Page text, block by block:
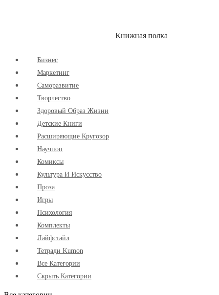
Книжная полка
Бизнес
Маркетинг
Cаморазвитие
Творчество
Здоровый Образ Жизни
Детские Книги
Расширяющие Кругозор
Научпоп
Комиксы
Культура И Искусство
Проза
Игры
Психология
Комплекты
Лайфстайл
Тетради Kumon
Все Категории
Скрыть Категории